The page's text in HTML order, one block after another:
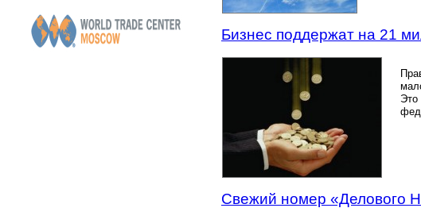
Бизнес поддержат на 21
Это
Свежий номер «Делового